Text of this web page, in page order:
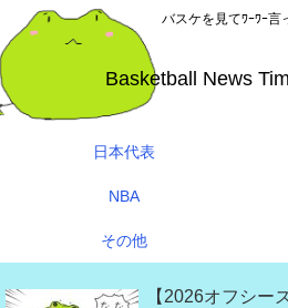
バスケを見てﾜｰﾜｰ言
Basketball News
日本代表
NBA
その他
【2026オフシー